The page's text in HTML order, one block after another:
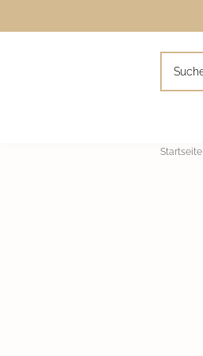
Startseite